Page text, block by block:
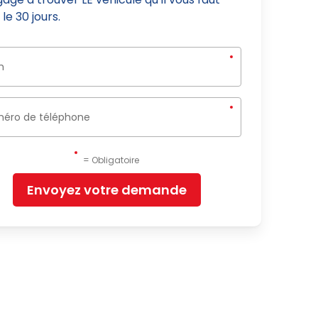
30 jours.
= Obligatoire
Envoyez votre demande